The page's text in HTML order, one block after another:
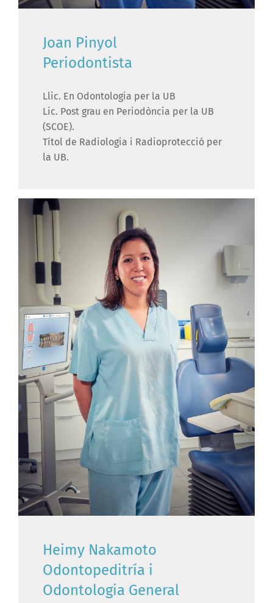
Joan Pinyol
Periodontista
Llic. En Odontologia per la UB
Lic. Post grau en Periodòncia per la UB
(SCOE).
Títol de Radiologia i Radioprotecció per
la UB.
Heimy Nakamoto
Odontopeditría i
Odontologia General